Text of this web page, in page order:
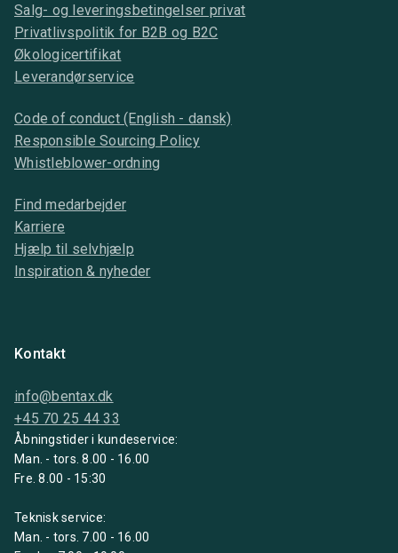
Salg- og leveringsbetingelser privat
Privatlivspolitik for B2B og B2C
Økologicertifikat
Leverandørservice
Code of conduct (English - dansk)
Responsible Sourcing Policy
Whistleblower-ordning
Find medarbejder
Karriere
Hjælp til selvhjælp
Inspiration & nyheder
Kontakt
info@bentax.dk
+45 70 25 44 33
Åbningstider i kundeservice:
Man. - tors. 8.00 - 16.00
Fre. 8.00 - 15:30
Teknisk service:
Man. - tors. 7.00 - 16.00